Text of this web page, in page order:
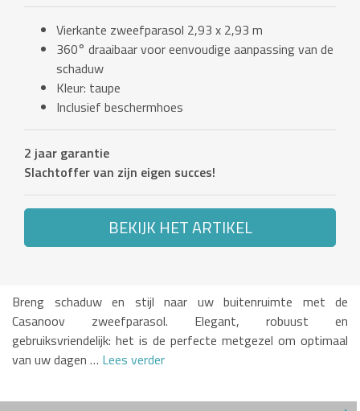
Vierkante zweefparasol 2,93 x 2,93 m
360° draaibaar voor eenvoudige aanpassing van de
schaduw
Kleur: taupe
Inclusief beschermhoes
2 jaar garantie
Slachtoffer van zijn eigen succes!
BEKIJK HET ARTIKEL
Breng schaduw en stijl naar uw buitenruimte met de
Casanoov zweefparasol. Elegant, robuust en
gebruiksvriendelijk: het is de perfecte metgezel om optimaal
van uw dagen … Lees verder